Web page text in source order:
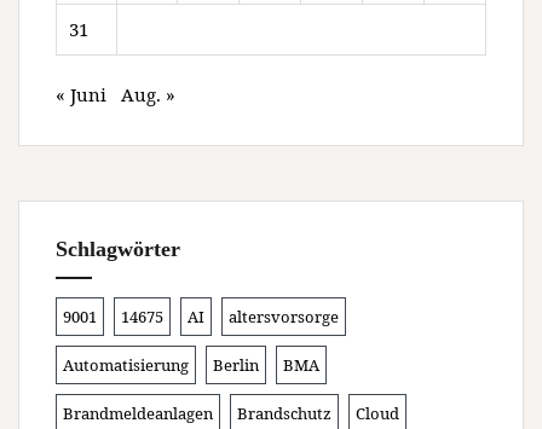
31
« Juni Aug. »
Schlagwörter
9001 14675 AI altersvorsorge
Automatisierung Berlin BMA
Brandmeldeanlagen Brandschutz Cloud